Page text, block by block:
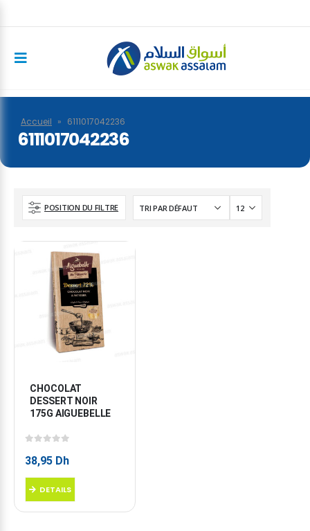
Accueil » 6111017042236
6111017042236
POSITION DU FILTRE
CHOCOLAT
DESSERT NOIR
175G AIGUEBELLE
38,95 Dh
DETAILS